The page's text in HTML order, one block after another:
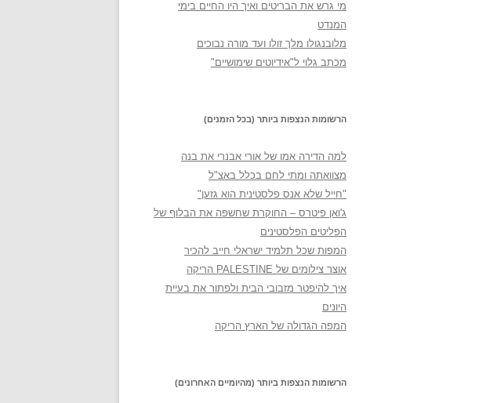
מי גרש את הבריטים ואיך היו החיים בימי
המנדט
מלובנגולו מלך זולו ועד מורה נבוכים
מכתב גלוי ל"אידיוטים שימושיים"
הרשומות הנצפות ביותר (בכל הזמנים)
למה הדירה אמו של אורי אבנרי את בנה
מצוואתה ומתי לחם בכלל באצ"ל
"חייל שלא אנס פלסטינית הוא גזען"
ג'ואן פיטרס – החוקרת שחשפה את הבלוף של
הפליטים הפלסטינים
המפות שכל תלמיד ישראלי חייב להכיר
אוצר צילומים של PALESTINE הריקה
איך להיפטר מזבובי הבית ולפתור את בעיית
היונים
המפה הגדולה של הארץ הריקה
הרשומות הנצפות ביותר (מהיומיים האחרונים)